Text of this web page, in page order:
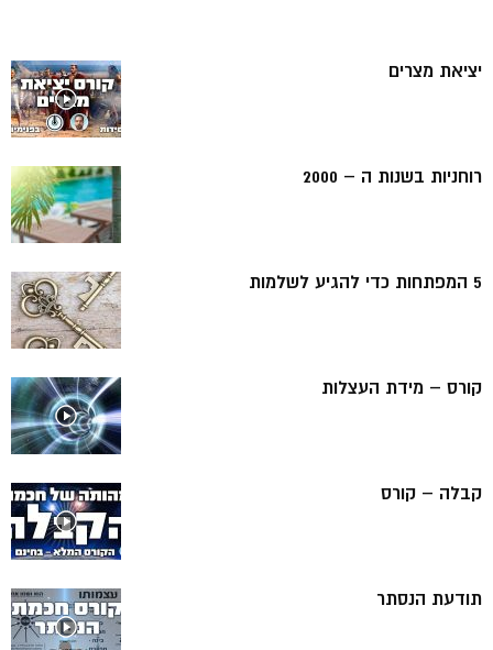
יציאת מצרים
רוחניות בשנות ה – 2000
5 המפתחות כדי להגיע לשלמות
קורס – מידת העצלות
קבלה – קורס
תודעת הנסתר